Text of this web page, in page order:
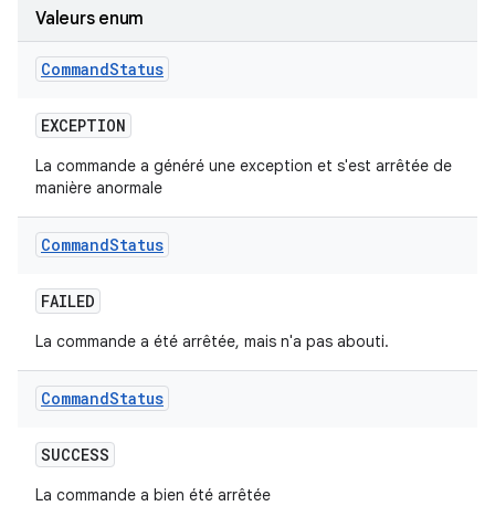
Valeurs enum
CommandStatus
EXCEPTION
La commande a généré une exception et s'est arrêtée de
manière anormale
CommandStatus
FAILED
La commande a été arrêtée, mais n'a pas abouti.
CommandStatus
SUCCESS
La commande a bien été arrêtée